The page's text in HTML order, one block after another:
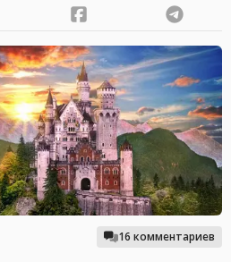
16 комментариев